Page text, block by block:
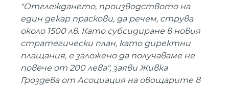
"Отглеждането, производството на
един декар праскови, да речем, струва
около 1500 лв. Като субсидиране в новия
стратегически план, като директни
плащания, е заложено да получаваме не
повече от 200 лева", заяви Живка
Гроздева от Асоциация на овощарите в